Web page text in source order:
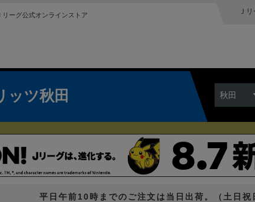
ーグ公式オンラインストア Ｊ
ッツ秋田 秋田
平日午前10時までのご注文は当日出荷。（土日祝